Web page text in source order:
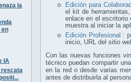
la
en
IA
rescata
Edición para
el kit de
enlace en el escritorio
muestra al iniciar la
Edición Profesional :
inicio, URL del sitio
Con las nuevas funciones
técnico puedan compartir
en la red o desde varias
antes de distribuirla al